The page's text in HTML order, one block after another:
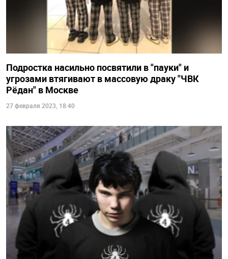
Подростка насильно посвятили в "пауки" и
угрозами втягивают в массовую драку "ЧВК
Рёдан" в Москве
27 февраля 2023, 18:40